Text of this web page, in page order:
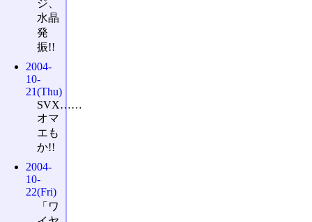
ジ、
水晶
発
振!!
2004-
10-
21(Thu)
SVX……
オマ
エも
か!!
2004-
10-
22(Fri)
「ワ